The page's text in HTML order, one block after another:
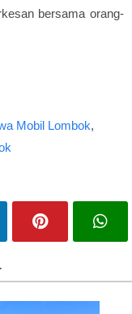
bersama orang-
Mobil Lombok,